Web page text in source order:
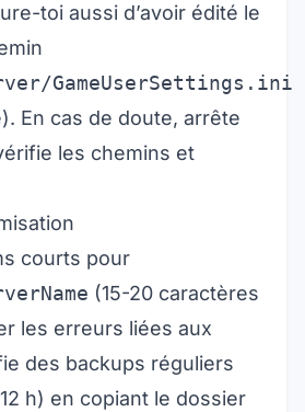
toi aussi d’avoir édité le
GameUserSettings.ini
En cas de doute, arrête
les chemins et
courts pour
(15-20 caractères
les erreurs liées aux
des backups réguliers
h) en copiant le dossier